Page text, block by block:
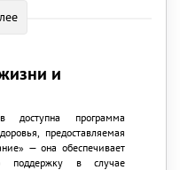
и
доступна программа
предоставляемая
— она обеспечивает
поддержку в случае